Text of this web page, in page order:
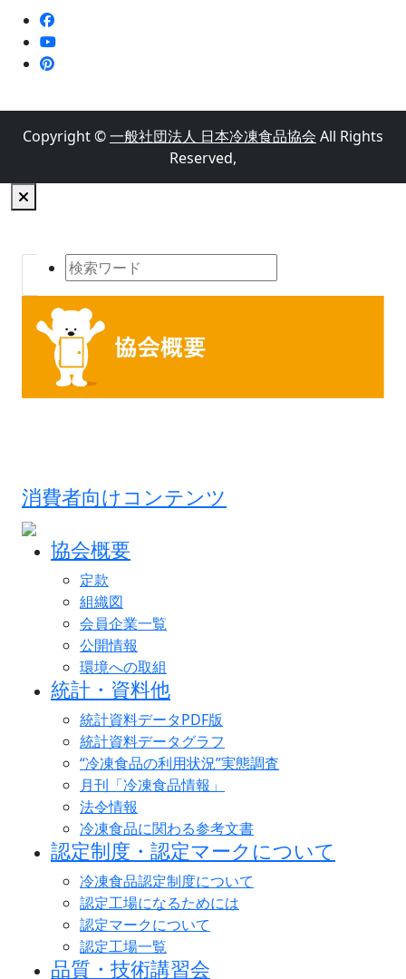
Copyright ©一般社団法人 日本冷凍食品協会 All Rights
Reserved,
消費者向けコンテンツ
協会概要
定款
組織図
会員企業一覧
公開情報
環境への取組
統計・資料他
統計資料データPDF版
統計資料データグラフ
“冷凍食品の利用状況”実態調査
月刊「冷凍食品情報」
法令情報
冷凍食品に関わる参考文書
認定制度・認定マークについて
冷凍食品認定制度について
認定工場になるためには
認定マークについて
認定工場一覧
品質・技術講習会